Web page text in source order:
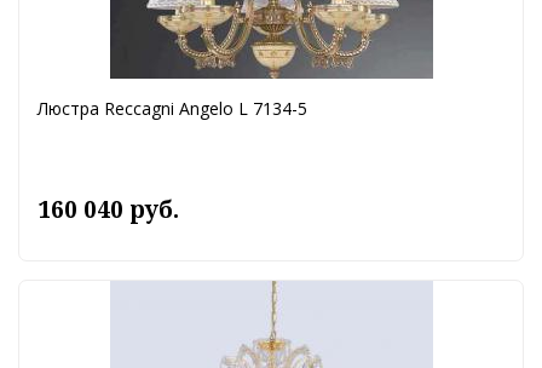
Люстра Reccagni Angelo L 7134-5
160 040 руб.